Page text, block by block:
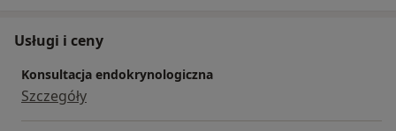
Usługi i ceny
Konsultacja endokrynologiczna
Szczegóły